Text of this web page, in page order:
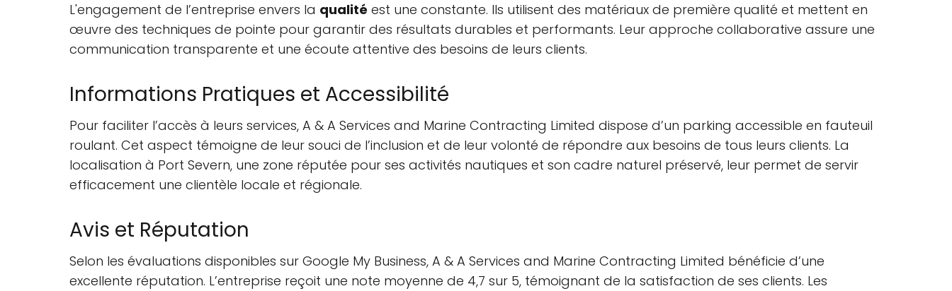
L'engagement de l’entreprise envers la qualité est une constante. Ils utilisent des matériaux de première qualité et mettent en
œuvre des techniques de pointe pour garantir des résultats durables et performants. Leur approche collaborative assure une
communication transparente et une écoute attentive des besoins de leurs clients.
Informations Pratiques et Accessibilité
Pour faciliter l’accès à leurs services, A & A Services and Marine Contracting Limited dispose d’un parking accessible en fauteuil
roulant. Cet aspect témoigne de leur souci de l’inclusion et de leur volonté de répondre aux besoins de tous leurs clients. La
localisation à Port Severn, une zone réputée pour ses activités nautiques et son cadre naturel préservé, leur permet de servir
efficacement une clientèle locale et régionale.
Avis et Réputation
Selon les évaluations disponibles sur Google My Business, A & A Services and Marine Contracting Limited bénéficie d’une
excellente réputation. L’entreprise reçoit une note moyenne de 4,7 sur 5, témoignant de la satisfaction de ses clients. Les